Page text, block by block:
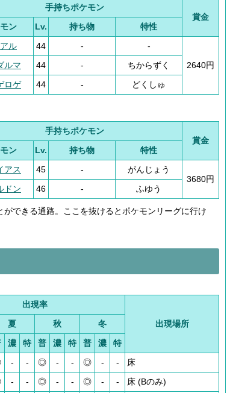
手持ちポケモン
賞金
ン
Lv. 持ち物 特性
ル 44 -
-
2640円
ルマ 44 -
ちからずく
ロゲ
44 - どくしゅ
手持ちポケモン
賞金
ン
Lv. 持ち物 特性
アス 45 -
がんじょう
3680円
ドン
46 - ふゆう
ができる通路。ここを抜けるとポケモンリーグに行け
出現率
出現場所
夏 秋
冬
濃 特 普 濃 特 普 濃
特
- - ◎ - - ◎ - -
床
- - ◎ - - ◎ - -
床 (Bのみ)